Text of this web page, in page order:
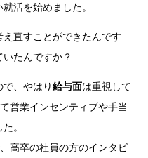
就活を始めました。
直すことができたんです
たんですか？
、やはり給与面は重視して
営業インセンティブや手当
。
高卒の社員の方のインタビ